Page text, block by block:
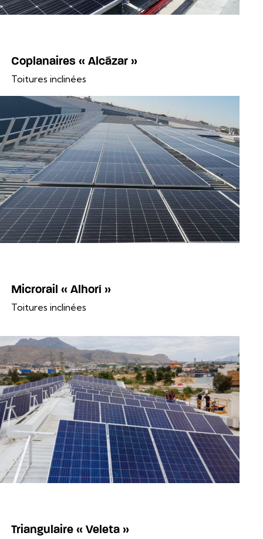
Coplanaires « Alcázar »
Toitures inclinées
Microrail « Alhorí »
Toitures inclinées
Triangulaire « Veleta »